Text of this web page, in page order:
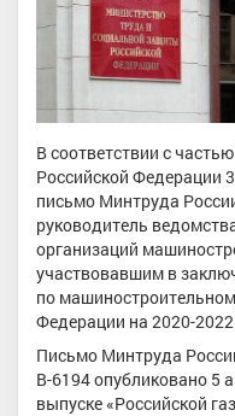
В соответствии с
Российской Федерации
письмо Минтруда
руководитель
организаций
участвовавшим в
по
Федерации на 2020-
Письмо Минтруда
В-6194 опубликовано 5
выпуске «Российской